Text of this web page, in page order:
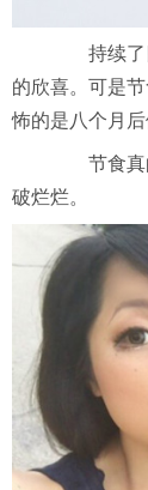
持续了四
的欣喜。可是
怖的是八个月
节食真的
破烂烂。